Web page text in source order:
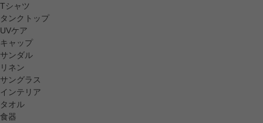
Tシャツ
タンクトップ
UVケア
キャップ
サンダル
リネン
サングラス
インテリア
タオル
食器